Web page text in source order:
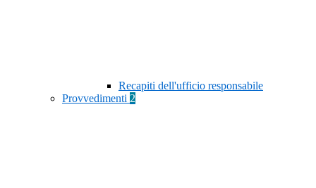
Recapiti dell'ufficio responsabile
Provvedimenti 2